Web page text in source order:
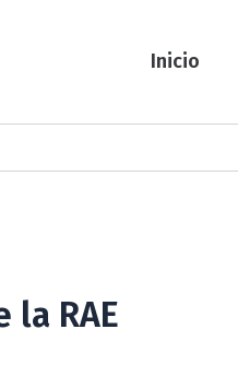
Inicio
la RAE